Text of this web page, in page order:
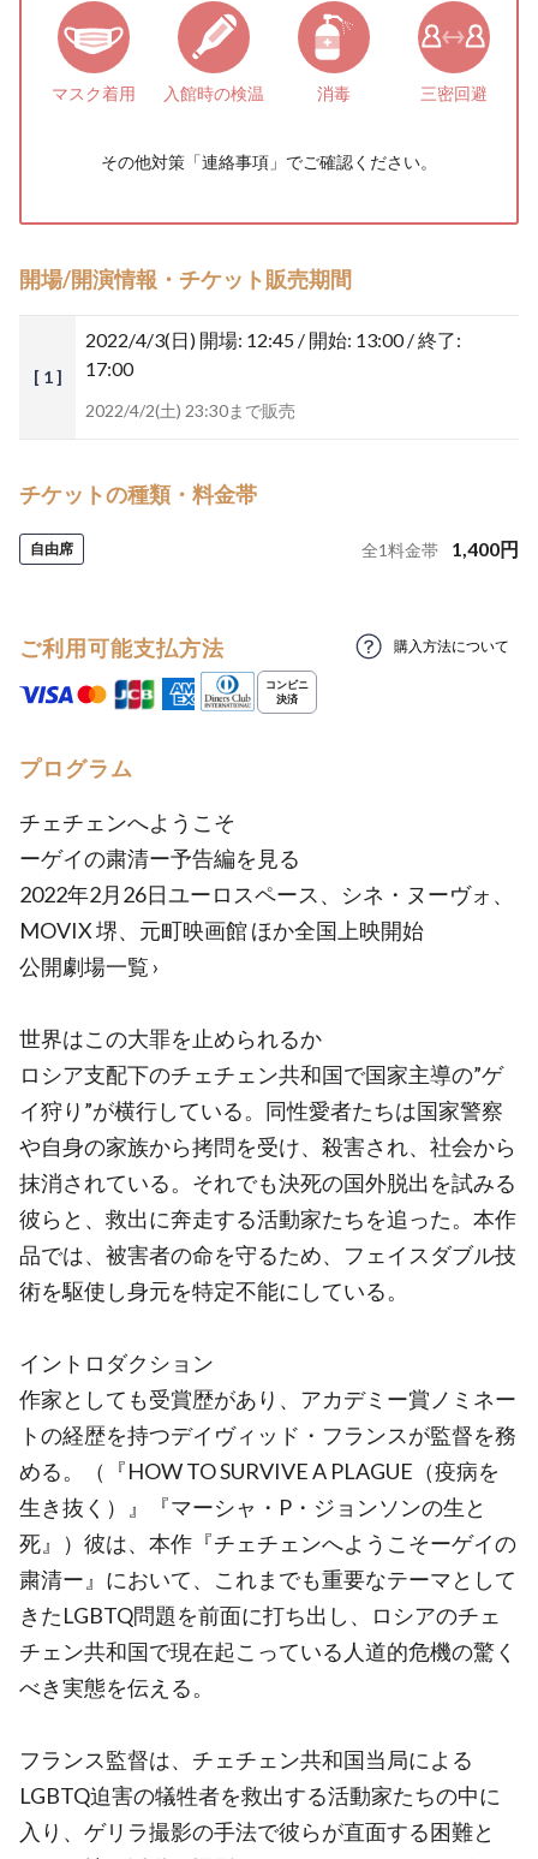
マスク着用 入館時の検温 消毒 三密回避
その他対策「連絡事項 」でご確認ください。
開場/開演情報・チケット販売期間
[ 1 ]
2022/4/3(日) 開場: 12:45 / 開始: 13:00 / 終了:
17:00
2022/4/2(土) 23:30まで販売
チケットの種類・料金帯
自由席 全1料金帯 1,400円
ご利用可能支払方法 購入方法について
プログラム
チェチェンへようこそ
ーゲイの粛清ー予告編を見る
2022年2月26日ユーロスペース、シネ・ヌーヴォ、
MOVIX 堺、元町映画館 ほか全国上映開始
公開劇場一覧 ›
世界はこの大罪を止められるか
ロシア支配下のチェチェン共和国で国家主導の”ゲ
イ狩り”が横行している。同性愛者たちは国家警察
や自身の家族から拷問を受け、殺害され、社会から
抹消されている。それでも決死の国外脱出を試みる
彼らと、救出に奔走する活動家たちを追った。本作
品では、被害者の命を守るため、フェイスダブル技
術を駆使し身元を特定不能にしている。
イントロダクション
作家としても受賞歴があり、アカデミー賞ノミネー
トの経歴を持つデイヴィッド・フランスが監督を務
める。（『HOW TO SURVIVE A PLAGUE（疫病を
生き抜く）』『マーシャ・P・ジョンソンの生と
死』）彼は、本作『チェチェンへようこそーゲイの
粛清ー』において、これまでも重要なテーマとして
きたLGBTQ問題を前面に打ち出し、ロシアのチェ
チェン共和国で現在起こっている人道的危機の驚く
べき実態を伝える。
フランス監督は、チェチェン共和国当局による
LGBTQ迫害の犠牲者を救出する活動家たちの中に
入り、ゲリラ撮影の手法で彼らが直面する困難と